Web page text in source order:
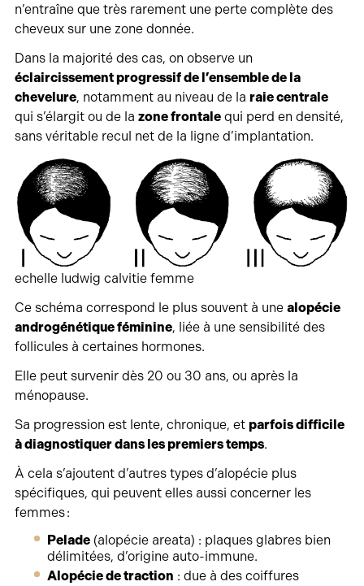
n’entraîne que très rarement une perte complète des
cheveux sur une zone donnée.
Dans la majorité des cas, on observe un
éclaircissement progressif de l’ensemble de la
chevelure, notamment au niveau de la raie centrale
qui s’élargit ou de la zone frontalequi perd en densité,
sans véritable recul net de la ligne d’implantation.
echelle ludwig calvitie femme
Ce schéma correspond le plus souvent à une alopécie
androgénétique féminine, liée à une sensibilité des
follicules à certaines hormones.
Elle peut survenir dès 20 ou 30 ans, ou après la
ménopause.
Sa progression est lente, chronique, et parfois difficile
à diagnostiquer dans les premiers temps.
À cela s’ajoutent d’autres types d’alopécie plus
spécifiques, qui peuvent elles aussi concerner les
femmes :
Pelade(alopécie areata) : plaques glabres bien
délimitées, d’origine auto-immune.
Alopécie de traction : due à des coiffures